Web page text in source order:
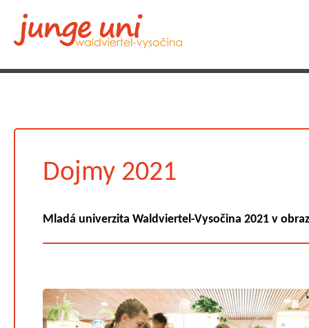
Dojmy 2021
Mladá univerzita Waldviertel-Vysočina 2021 v